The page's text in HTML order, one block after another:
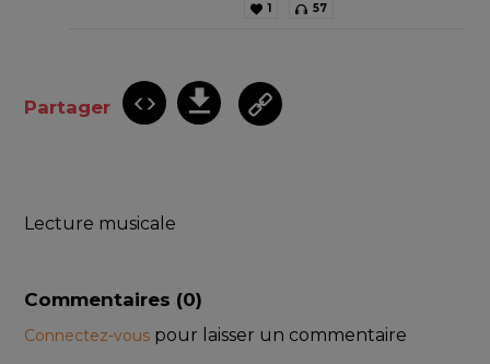
1 57
Partager
Lecture musicale
Commentaires (0)
Connectez-vous pour laisser un commentaire